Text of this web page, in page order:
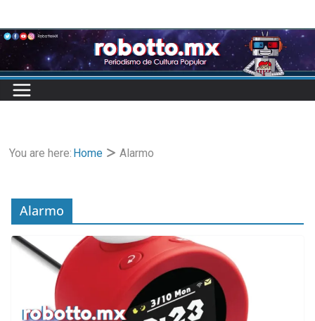
to
content
You are here: Home Alarmo
Alarmo